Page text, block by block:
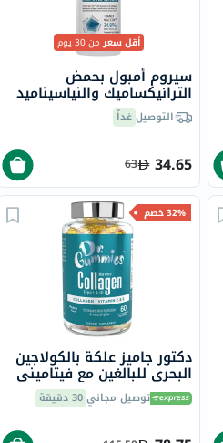
أقل سعرمن 30 يوم
سيروم أمبول بحمض
الترانيكساميك والنياسيناميد
إيه بي إل بي، 40 مل
التوصيلغداً
34.65
63
32% خصم
دكتور جاميز علكة بالكولاجين
البحري للبالغين مع فيتاميني
ج وهـ، حزمة من 60
توصيل مجاني30 دقيقة